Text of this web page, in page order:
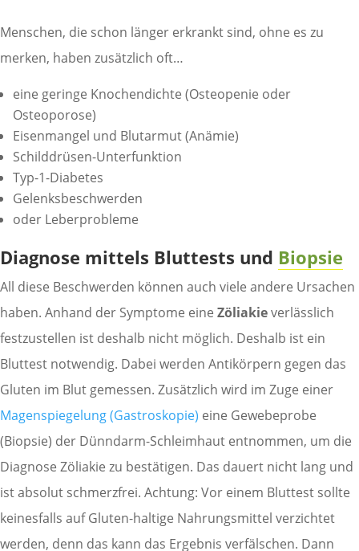
Menschen, die schon länger erkrankt sind, ohne es zu
merken, haben zusätzlich oft…
eine geringe Knochendichte (Osteopenie oder
Osteoporose)
Eisenmangel und Blutarmut (Anämie)
Schilddrüsen-Unterfunktion
Typ-1-Diabetes
Gelenksbeschwerden
oder Leberprobleme
Diagnose mittels Bluttests und Biopsie
All diese Beschwerden können auch viele andere Ursachen
haben. Anhand der Symptome eine Zöliakieverlässlich
festzustellen ist deshalb nicht möglich. Deshalb ist ein
Bluttest notwendig. Dabei werden Antikörpern gegen das
Gluten im Blut gemessen. Zusätzlich wird im Zuge einer
Magenspiegelung (Gastroskopie) eine Gewebeprobe
(Biopsie) der Dünndarm-Schleimhaut entnommen, um die
Diagnose Zöliakie zu bestätigen. Das dauert nicht lang und
ist absolut schmerzfrei. Achtung: Vor einem Bluttest sollte
keinesfalls auf Gluten-haltige Nahrungsmittel verzichtet
werden, denn das kann das Ergebnis verfälschen. Dann